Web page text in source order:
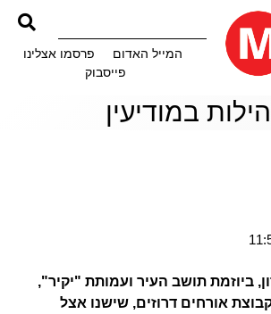
המייל האדום
פרסמו אצלינו
פייסבוק
במודיעין
ביוזמת תושב העיר ועמותת "יקיר",
אורחים דרוזים, שישנו אצל